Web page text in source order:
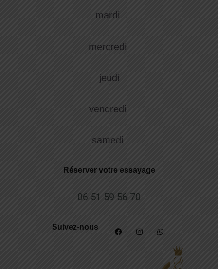
mardi
mercredi
jeudi
vendredi
samedi
Réserver votre essayage
06 51 59 56 70
Suivez-nous